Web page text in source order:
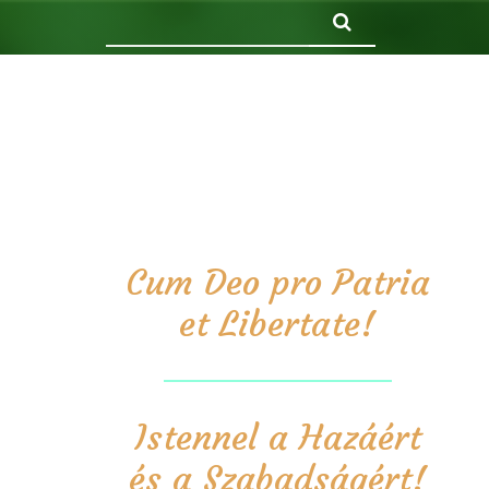
Cum Deo pro Patria
et Libertate!
Istennel a Hazáért
és a Szabadságért!